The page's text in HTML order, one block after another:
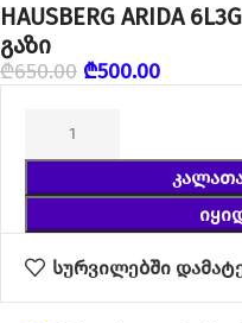
HAUSBERG ARIDA
გაზი
₾650.00 ₾500.00
სურვილებში